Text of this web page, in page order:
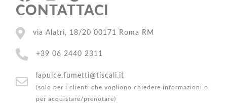
CONTATTACI
via Alatri, 18/20 00171 Roma RM
+39 06 2440 2311
lapulce.fumetti@tiscali.it
(solo per i clienti che vogliono chiedere informazioni o
per acquistare/prenotare)